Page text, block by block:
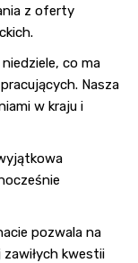
z oferty
co ma
Nasza
w kraju i
pozwala na
kwestii